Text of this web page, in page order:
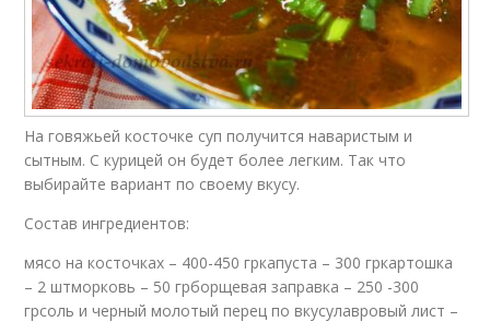
На говяжьей косточке суп получится наваристым и
сытным. С курицей он будет более легким. Так что
выбирайте вариант по своему вкусу.
Состав ингредиентов:
мясо на косточках – 400-450 гркапуста – 300 гркартошка
– 2 штморковь – 50 грборщевая заправка – 250 -300
грсоль и черный молотый перец по вкусулавровый лист –